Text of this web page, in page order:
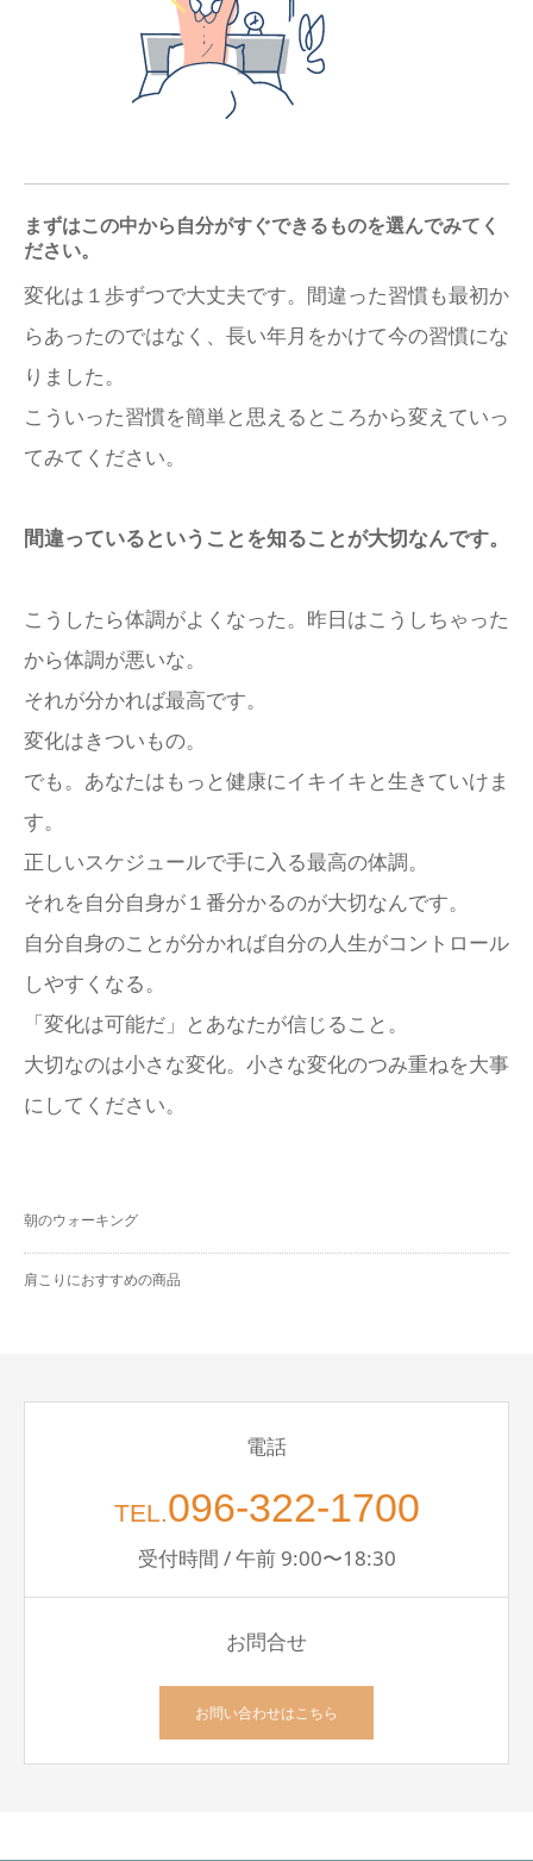
まずはこの中から自分がすぐできるものを選んでみてく
ださい。
変化は１歩ずつで大丈夫です。間違った習慣も最初か
らあったのではなく、長い年月をかけて今の習慣にな
りました。
こういった習慣を簡単と思えるところから変えていっ
てみてください。
間違っているということを知ることが大切なんです。
こうしたら体調がよくなった。昨日はこうしちゃった
から体調が悪いな。
それが分かれば最高です。
変化はきついもの。
でも。あなたはもっと健康にイキイキと生きていけま
す。
正しいスケジュールで手に入る最高の体調。
それを自分自身が１番分かるのが大切なんです。
自分自身のことが分かれば自分の人生がコントロール
しやすくなる。
「変化は可能だ」とあなたが信じること。
大切なのは小さな変化。小さな変化のつみ重ねを大事
にしてください。
朝のウォーキング
肩こりにおすすめの商品
電話
TEL.096-322-1700
受付時間 / 午前 9:00〜18:30
お問合せ
お問い合わせはこちら